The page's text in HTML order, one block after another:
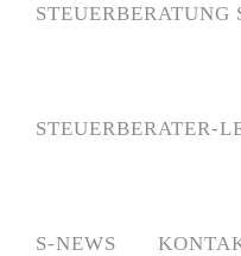
STEUERBERATUNG
STEUERBERATER-
S-NEWS